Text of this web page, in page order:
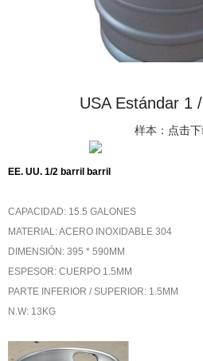
联系我们
USA Estándar 1
样本： 点击
EE. UU. 1/2 barril barril
CAPACIDAD: 15.5 GALONES
MATERIAL: ACERO INOXIDABLE 304
DIMENSIÓN: 395 * 590MM
ESPESOR: CUERPO 1.5MM
PARTE INFERIOR / SUPERIOR: 1.5MM
N.W: 13KG